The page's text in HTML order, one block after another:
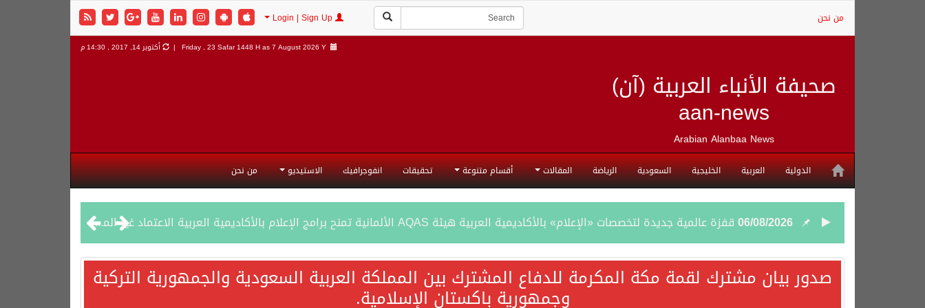
من نحن
صحيفة الأنباء العربية (آن)
aan-news
Arabian Alanbaa News
Friday , 23 Safar 1448 H as7 August 2026 Y | أكتوبر 14, 2017 , 14:30 م
الدولية العربية الخليجية السعودية الرياضة المقالات أقسام متنوعة تحقيقات انفوجرافيك الاستيديو من نحن
06/08/2026 قفزة عالمية جديدة لتخصصات «الإعلام» بالأكاديمية العربية هيئة AQAS الألمانية تمنح برامج الإعلام بالأكاديمية العربية الاعتماد غير المشروط وفق المعايير الأوروبية..
06/08/2026بمشاركة السعودية.. اجتماع رباعي يبحث خفض التصعيد ومعالجة التحديات الأمنية الراهنة
صدور بيان مشترك لقمة مكة المكرمة للدفاع المشترك بين المملكة العربية السعودية والجمهورية التركية
وجمهورية باكستان الإسلامية.